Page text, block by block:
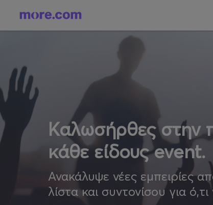
Καλωσήρθες στην
κάθε είδους event.
Ανακάλυψε νέες εμπειρίες
λίστα και συντονίσου για